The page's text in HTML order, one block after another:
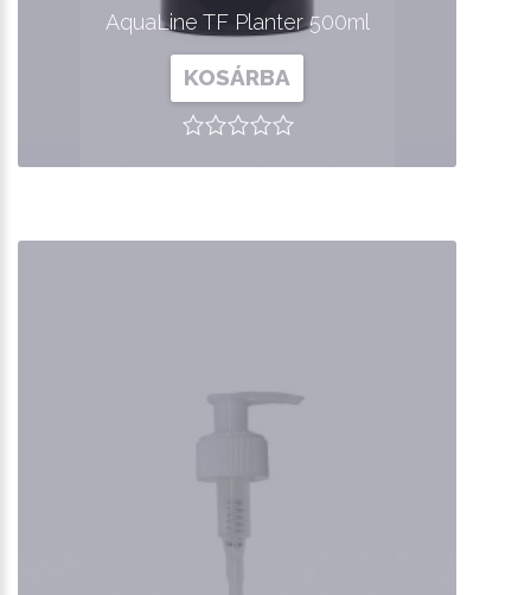
AquaLine TF Planter 500ml
KOSÁRBA